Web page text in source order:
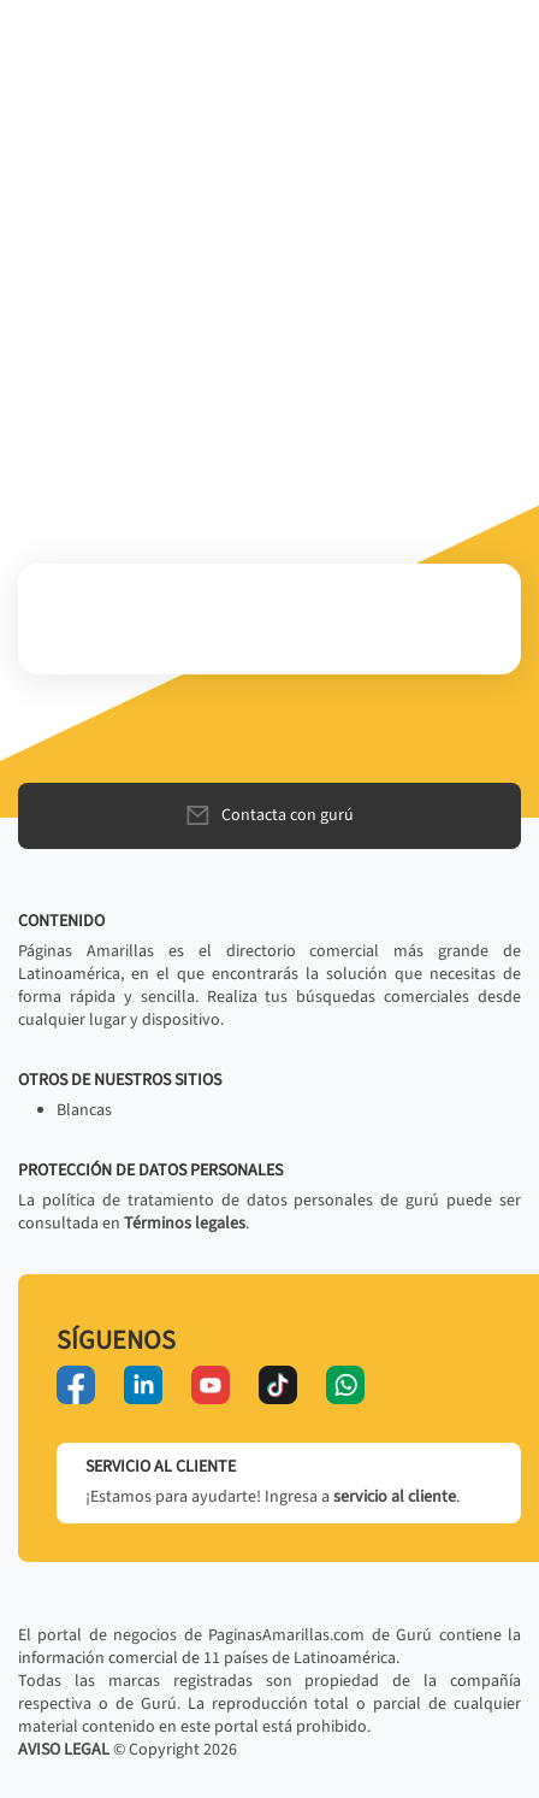
Contacta con gurú
CONTENIDO
Páginas Amarillas es el directorio comercial más grande de
Latinoamérica, en el que encontrarás la solución que necesitas de
forma rápida y sencilla. Realiza tus búsquedas comerciales desde
cualquier lugar y dispositivo.
OTROS DE NUESTROS SITIOS
Blancas
PROTECCIÓN DE DATOS PERSONALES
La política de tratamiento de datos personales de gurú puede ser
consultada en Términos legales.
SÍGUENOS
SERVICIO AL CLIENTE
¡Estamos para ayudarte! Ingresa a servicio al cliente.
El portal de negocios de PaginasAmarillas.com de Gurú contiene la
información comercial de 11 países de Latinoamérica.
Todas las marcas registradas son propiedad de la compañía
respectiva o de Gurú. La reproducción total o parcial de cualquier
material contenido en este portal está prohibido.
AVISO LEGAL© Copyright2026